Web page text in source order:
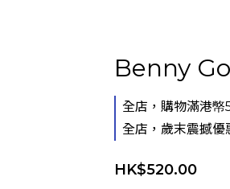
Benny
全店，購物滿港
全店，歲末震撼優
HK$520.00